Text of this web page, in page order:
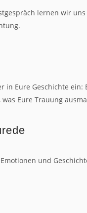
lernen wir
in Eure Geschichte
Eure Trauung
und